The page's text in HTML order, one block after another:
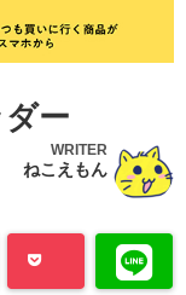
ー
WRITER
ねこえもん